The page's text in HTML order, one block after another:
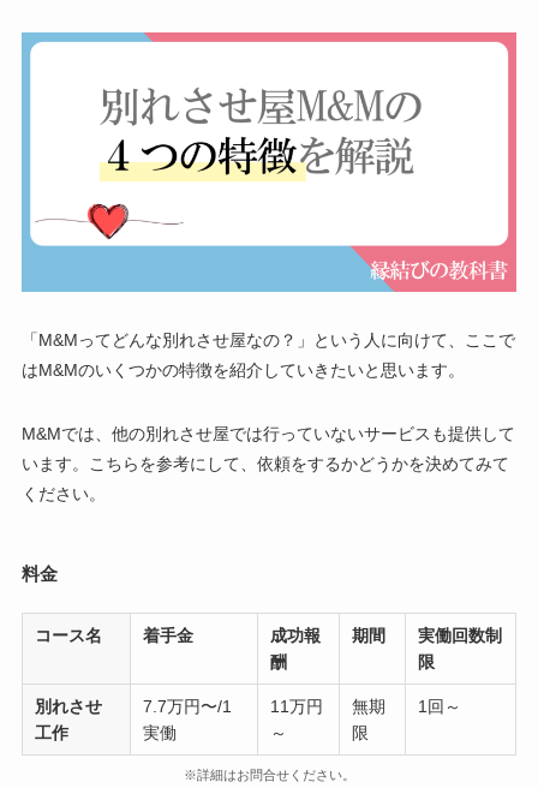
「M&Mってどんな別れさせ屋なの？」という人に向けて、ここで
はM&Mのいくつかの特徴を紹介していきたいと思います。
M&Mでは、他の別れさせ屋では行っていないサービスも提供して
います。こちらを参考にして、依頼をするかどうかを決めてみて
ください。
料金
コース名 着手金
成功報
酬
期間
実働回数制
限
別れさせ
工作
7.7万円〜/1
実働
11万円
～
無期
限
1回～
※詳細はお問合せください。